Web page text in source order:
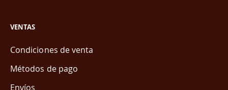
VENTAS
Condiciones de venta
Métodos de pago
Envíos